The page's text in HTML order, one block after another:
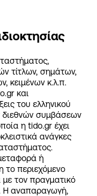
τίτλων, σημάτων,
κειμένων κ.λ.π.
και
του ελληνικού
διεθνών συμβάσεων
η tido.gr έχει
ανάγκες
ή
το περιεχόμενο
τον πραγματικό
Η αναπαραγωγή,